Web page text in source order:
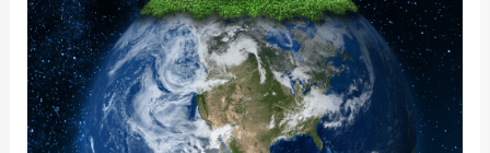
け
る
マ
イ